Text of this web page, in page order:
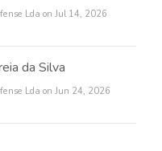
Lda on Jul 14, 2026
da Silva
Lda on Jun 24, 2026